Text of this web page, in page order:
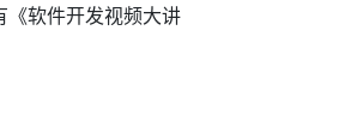
《软件开发视频大讲